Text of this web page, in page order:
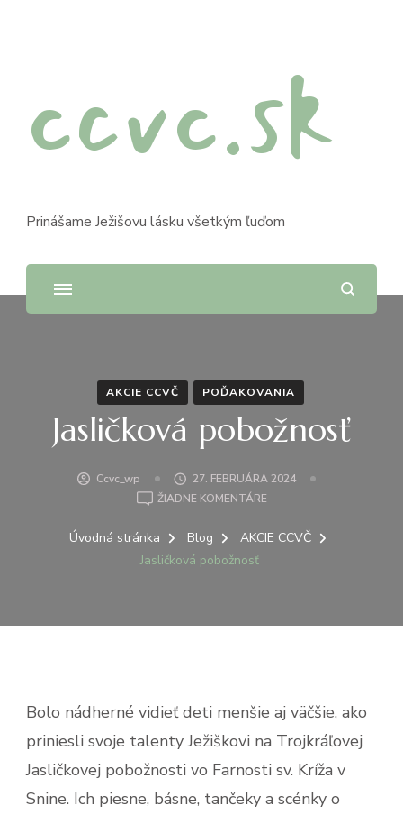
ccvc.sk
Prinášame Ježišovu lásku všetkým ľuďom
AKCIE CCVČ POĎAKOVANIA
Jasličková pobožnosť
Ccvc_wp
27. FEBRUÁRA 2024
ŽIADNE KOMENTÁRENA
POBOŽNOSŤ
Úvodná stránka Blog
AKCIE CCVČ
Jasličková pobožnosť
Bolo nádherné vidieť deti menšie aj väčšie, ako
priniesli svoje talenty Ježiškovi na Trojkráľovej
Jasličkovej pobožnosti vo Farnosti sv. Kríža v
Snine. Ich piesne, básne, tančeky a scénky o